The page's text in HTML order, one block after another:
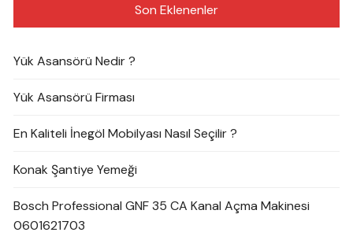
Son Eklenenler
Yük Asansörü Nedir ?
Yük Asansörü Firması
En Kaliteli İnegöl Mobilyası Nasıl Seçilir ?
Konak Şantiye Yemeği
Bosch Professional GNF 35 CA Kanal Açma Makinesi
0601621703